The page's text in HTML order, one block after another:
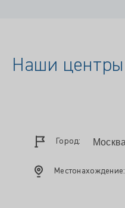
Наши центры
Город:
Местонахождение: